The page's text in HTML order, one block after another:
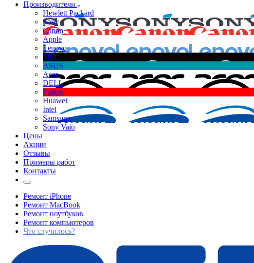
Производители
Hewlett Packard
Sony
Canon
Apple
Lenovo
MSI
ASUS
Acer
DELL
Fujitsu
Huawei
Intel
Samsung
Sony Vaio
Цены
Акции
Отзывы
Примеры работ
Контакты
Ремонт iPhone
Ремонт MacBook
Ремонт ноутбуков
Ремонт компьютеров
Что случилось?